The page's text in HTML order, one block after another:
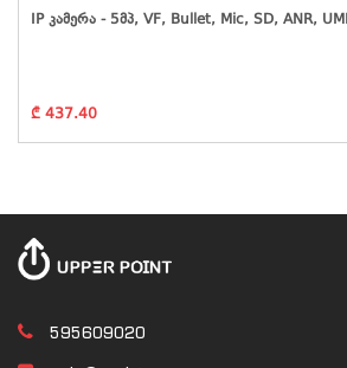
IP Კამერა - 5მპ, VF, Bullet, Mic, SD, ANR,
₾ 437.40
595609020